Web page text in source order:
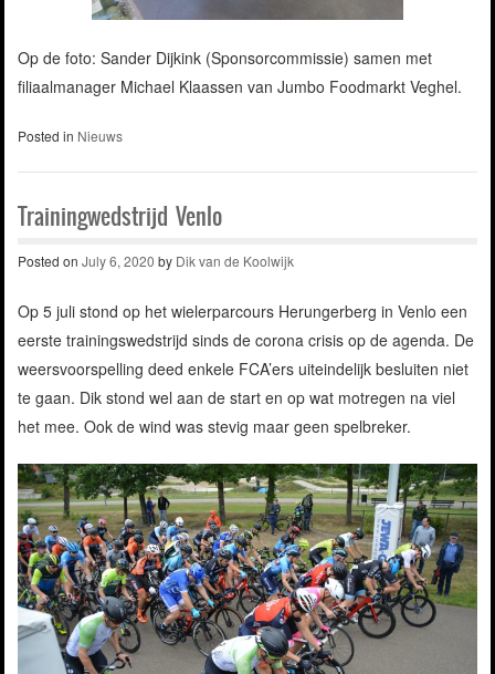
Op de foto: Sander Dijkink (Sponsorcommissie) samen met
filiaalmanager Michael Klaassen van Jumbo Foodmarkt Veghel.
Posted in Nieuws
Trainingwedstrijd Venlo
Posted on July 6, 2020 by Dik van de Koolwijk
Op 5 juli stond op het wielerparcours Herungerberg in Venlo een
eerste trainingswedstrijd sinds de corona crisis op de agenda. De
weersvoorspelling deed enkele FCA’ers uiteindelijk besluiten niet
te gaan. Dik stond wel aan de start en op wat motregen na viel
het mee. Ook de wind was stevig maar geen spelbreker.